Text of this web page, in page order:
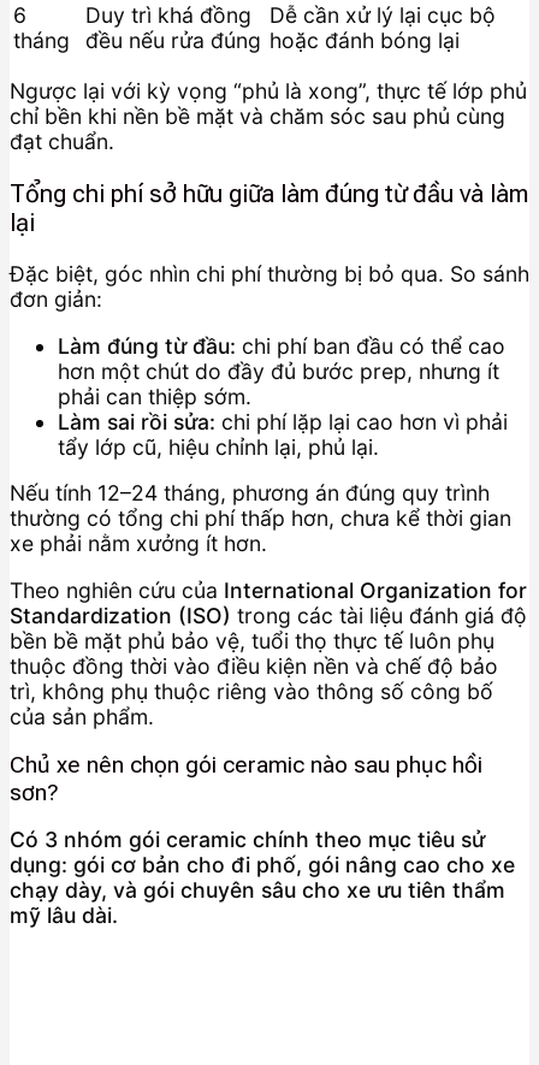
6
tháng
Duy trì khá đồng
đều nếu rửa đúng
Dễ cần xử lý lại cục bộ
hoặc đánh bóng lại
Ngược lại với kỳ vọng “phủ là xong”, thực tế lớp phủ
chỉ bền khi nền bề mặt và chăm sóc sau phủ cùng
đạt chuẩn.
Tổng chi phí sở hữu giữa làm đúng từ đầu và làm
lại
Đặc biệt, góc nhìn chi phí thường bị bỏ qua. So sánh
đơn giản:
Làm đúng từ đầu: chi phí ban đầu có thể cao
hơn một chút do đầy đủ bước prep, nhưng ít
phải can thiệp sớm.
Làm sai rồi sửa: chi phí lặp lại cao hơn vì phải
tẩy lớp cũ, hiệu chỉnh lại, phủ lại.
Nếu tính 12–24 tháng, phương án đúng quy trình
thường có tổng chi phí thấp hơn, chưa kể thời gian
xe phải nằm xưởng ít hơn.
Theo nghiên cứu của International Organization for
Standardization (ISO) trong các tài liệu đánh giá độ
bền bề mặt phủ bảo vệ, tuổi thọ thực tế luôn phụ
thuộc đồng thời vào điều kiện nền và chế độ bảo
trì, không phụ thuộc riêng vào thông số công bố
của sản phẩm.
Chủ xe nên chọn gói ceramic nào sau phục hồi
sơn?
Có 3 nhóm gói ceramic chính theo mục tiêu sử
dụng: gói cơ bản cho đi phố, gói nâng cao cho xe
chạy dày, và gói chuyên sâu cho xe ưu tiên thẩm
mỹ lâu dài.